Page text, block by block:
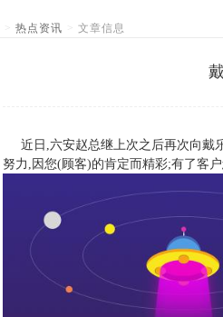
> 热点资讯 > 文章信息
近日,六安赵总继上次之后再次向戴
努力,因您(顾客)的肯定而精彩;有了客